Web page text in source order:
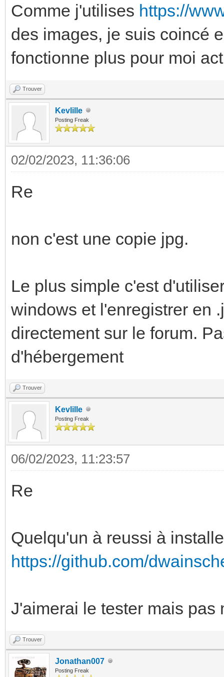
Comme j'utilises https://
des images, je suis coincé
fonctionne plus pour moi
Trouver
Kevlille
Posting Freak
02/02/2023, 11:36:06
Re
non c'est une copie jpg.
Le plus simple c'est
windows et l'enregistrer en
directement sur le forum.
d'hébergement
Trouver
Kevlille
Posting Freak
06/02/2023, 11:23:57
Re
Quelqu'un à reussi à
https://github.com/
J'aimerai le tester mais pas
Trouver
Jonathan007
Posting Freak